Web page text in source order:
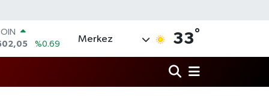
%0.06
Merkez 33°